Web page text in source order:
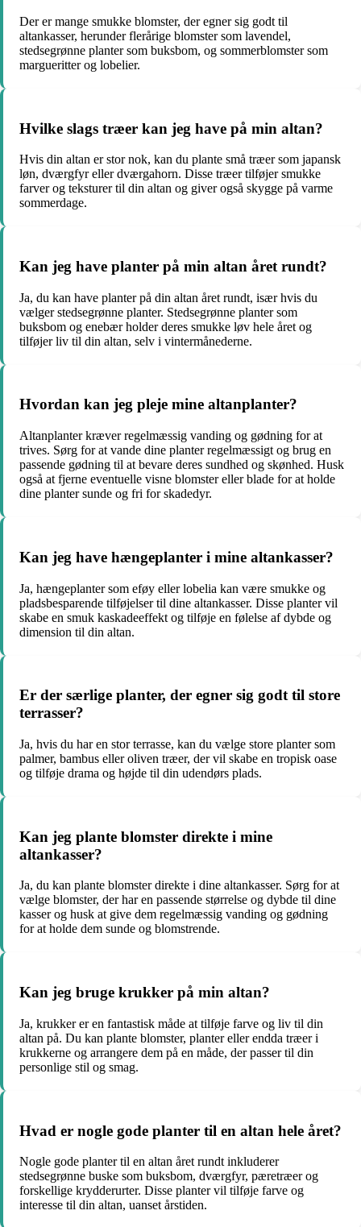
Der er mange smukke blomster, der egner sig godt til
altankasser, herunder flerårige blomster som lavendel,
stedsegrønne planter som buksbom, og sommerblomster som
margueritter og lobelier.
Hvilke slags træer kan jeg have på min altan?
Hvis din altan er stor nok, kan du plante små træer som japansk
løn, dværgfyr eller dværgahorn. Disse træer tilføjer smukke
farver og teksturer til din altan og giver også skygge på varme
sommerdage.
Kan jeg have planter på min altan året rundt?
Ja, du kan have planter på din altan året rundt, især hvis du
vælger stedsegrønne planter. Stedsegrønne planter som
buksbom og enebær holder deres smukke løv hele året og
tilføjer liv til din altan, selv i vintermånederne.
Hvordan kan jeg pleje mine altanplanter?
Altanplanter kræver regelmæssig vanding og gødning for at
trives. Sørg for at vande dine planter regelmæssigt og brug en
passende gødning til at bevare deres sundhed og skønhed. Husk
også at fjerne eventuelle visne blomster eller blade for at holde
dine planter sunde og fri for skadedyr.
Kan jeg have hængeplanter i mine altankasser?
Ja, hængeplanter som eføy eller lobelia kan være smukke og
pladsbesparende tilføjelser til dine altankasser. Disse planter vil
skabe en smuk kaskadeeffekt og tilføje en følelse af dybde og
dimension til din altan.
Er der særlige planter, der egner sig godt til store
terrasser?
Ja, hvis du har en stor terrasse, kan du vælge store planter som
palmer, bambus eller oliven træer, der vil skabe en tropisk oase
og tilføje drama og højde til din udendørs plads.
Kan jeg plante blomster direkte i mine
altankasser?
Ja, du kan plante blomster direkte i dine altankasser. Sørg for at
vælge blomster, der har en passende størrelse og dybde til dine
kasser og husk at give dem regelmæssig vanding og gødning
for at holde dem sunde og blomstrende.
Kan jeg bruge krukker på min altan?
Ja, krukker er en fantastisk måde at tilføje farve og liv til din
altan på. Du kan plante blomster, planter eller endda træer i
krukkerne og arrangere dem på en måde, der passer til din
personlige stil og smag.
Hvad er nogle gode planter til en altan hele året?
Nogle gode planter til en altan året rundt inkluderer
stedsegrønne buske som buksbom, dværgfyr, pæretræer og
forskellige krydderurter. Disse planter vil tilføje farve og
interesse til din altan, uanset årstiden.